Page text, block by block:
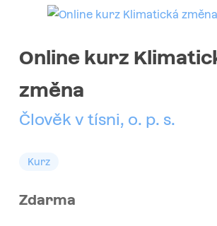
Online kurz
změna
Člověk v tísni, o. p. s.
Kurz
Zdarma